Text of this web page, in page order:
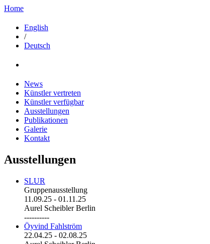
Home
English
/
Deutsch
News
Künstler vertreten
Künstler verfügbar
Ausstellungen
Publikationen
Galerie
Kontakt
Ausstellungen
SLUR
Gruppenausstellung
11.09.25 - 01.11.25
Aurel Scheibler Berlin
----------
Öyvind Fahlström
22.04.25 - 02.08.25